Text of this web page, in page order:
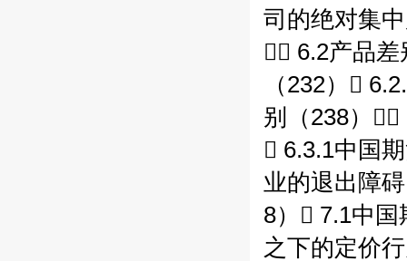
司的绝对集
 6.2产品
（232）
别（238）
 6.3.1中国
业的退出障
8） 7.1中
之下的定价